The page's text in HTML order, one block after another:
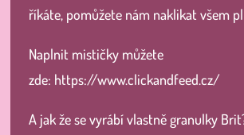
říkáte, pomůžete nám naklikat všem
Naplnit mističky můžete
zde: https://www.clickandfeed.cz/
A jak že se vyrábí vlastně granulky